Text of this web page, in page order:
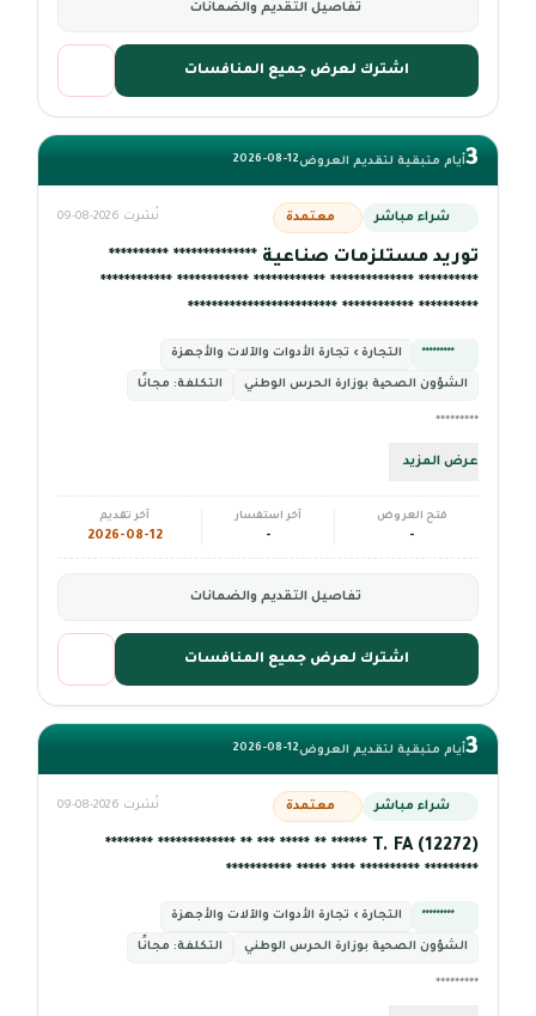
تفاصيل التقديم والضمانات
اشترك لعرض جميع المنافسات
3أيام متبقية لتقديم العروض2026-08-12
شراء مباشر معتمدة نُشرت 2026-08-09
توريد مستلزمات صناعية ************** **********
********** ************** ************ ************ ************
********** ************ *************************
********* التجارة › تجارة الأدوات والآلات والأجهزة
الشؤون الصحیة بوزارة الحرس الوطني التكلفة: مجانًا
*********
عرض المزيد
فتح العروض
-
آخر استفسار
-
آخر تقديم
2026-08-12
تفاصيل التقديم والضمانات
اشترك لعرض جميع المنافسات
3أيام متبقية لتقديم العروض2026-08-12
شراء مباشر معتمدة نُشرت 2026-08-09
T. FA (12272) ****** ** ***** *** ** ************* ********
********* ********** **** ***** ***********
********* التجارة › تجارة الأدوات والآلات والأجهزة
الشؤون الصحیة بوزارة الحرس الوطني التكلفة: مجانًا
*********